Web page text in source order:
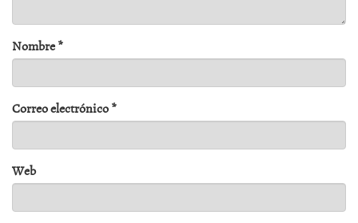
Nombre*
Correo electrónico*
Web